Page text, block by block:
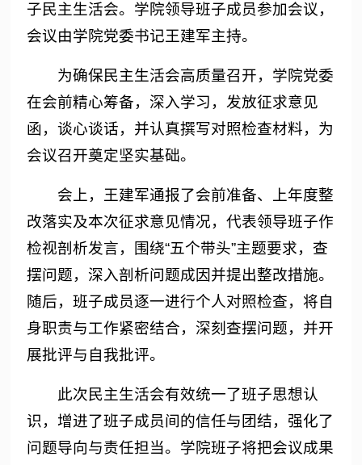
子民主生活会。学院领导班子成员参加会议，
会议由学院党委书记王建军主持。
为确保民主生活会高质量召开，学院党委
在会前精心筹备，深入学习，发放征求意见
函，谈心谈话，并认真撰写对照检查材料，为
会议召开奠定坚实基础。
会上，王建军通报了会前准备、上年度整
改落实及本次征求意见情况，代表领导班子作
检视剖析发言，围绕“五个带头”主题要求，查
摆问题，深入剖析问题成因并提出整改措施。
随后，班子成员逐一进行个人对照检查，将自
身职责与工作紧密结合，深刻查摆问题，并开
展批评与自我批评。
此次民主生活会有效统一了班子思想认
识，增进了班子成员间的信任与团结，强化了
问题导向与责任担当。学院班子将把会议成果